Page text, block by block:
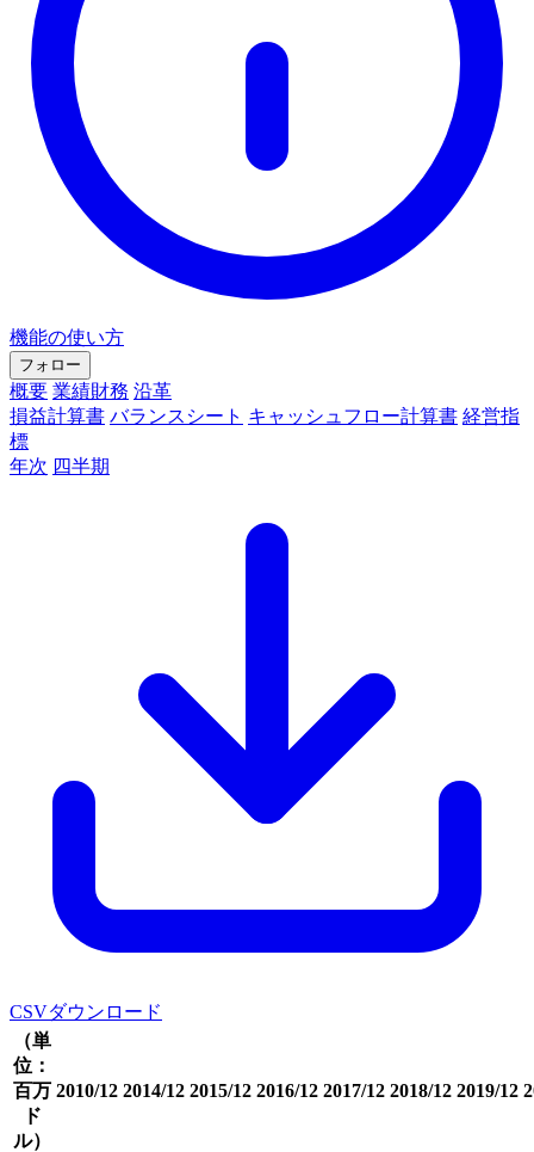
機能の使い方
フォロー
概要 業績財務 沿革
損益計算書 バランスシート キャッシュフロー計算書 経営指
標
年次 四半期
CSVダウンロード
（単
位：
百万
ド
ル）
2010/12 2014/12 2015/12 2016/12 2017/12 2018/12 2019/12